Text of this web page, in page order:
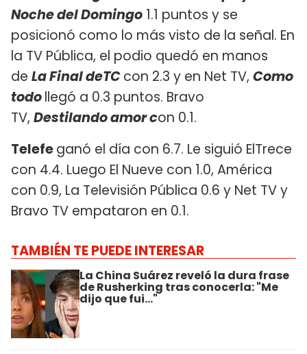
Noche del Domingo 1.1 puntos y se
posicionó como lo más visto de la señal. En
la TV Pública, el podio quedó en manos
de La Final deTCcon 2.3 y en Net TV, Como
todollegó a 0.3 puntos. Bravo
TV, Destilando amor con 0.1.
Telefeganó el día con 6.7. Le siguió ElTrece
con 4.4. Luego El Nueve con 1.0, América
con 0.9, La Televisión Pública 0.6 y Net TV y
Bravo TV empataron en 0.1.
TAMBIÉN TE PUEDE INTERESAR
La China Suárez reveló la dura frase
de Rusherking tras conocerla: "Me
dijo que fui..."